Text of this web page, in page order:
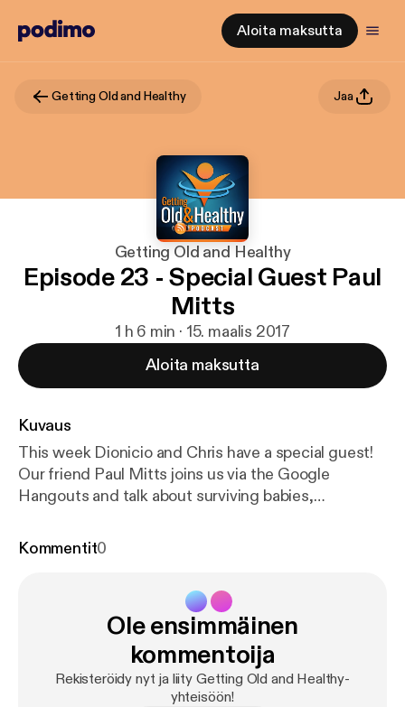
Aloita maksutta
Getting Old and Healthy Jaa
Getting Old and Healthy
Episode 23 - Special Guest Paul
Mitts
1 h 6 min · 15. maalis 2017
Aloita maksutta
Kuvaus
This week Dionicio and Chris have a special guest!
Our friend Paul Mitts joins us via the Google
Hangouts and talk about surviving babies,
disappointing. Enjoy! Feel free to contacts us at
https://facebook.com/gettingoldandhe
https://facebook.com/gettingoldandhealthy
Kommentit0
Ole ensimmäinen
kommentoija
Rekisteröidy nyt ja liity Getting Old and Healthy-
yhteisöön!